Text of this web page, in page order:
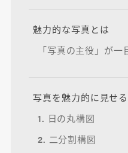
魅力的な写真とは
「写真の主役」が
写真を魅力的に見せ
1. 日の丸構図
2. 二分割構図